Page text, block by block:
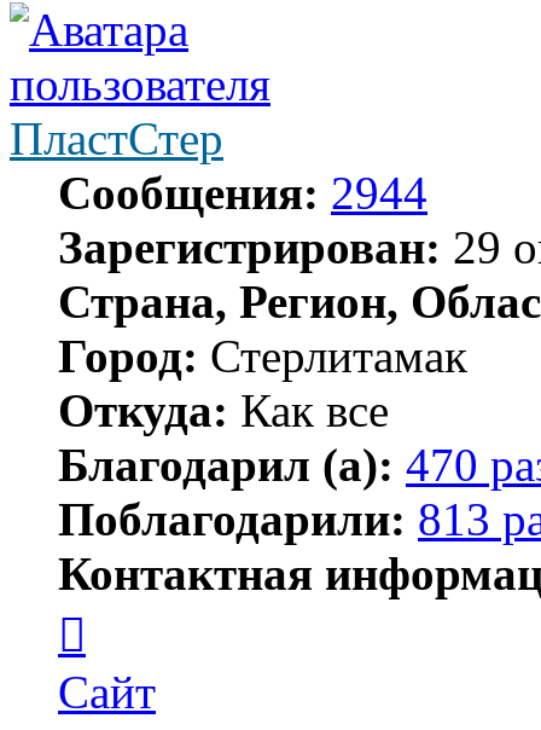
ПластСтер
Сообщения: 2944
Зарегистрирован: 29
Страна, Регион,
Город: Стерлитамак
Откуда: Как все
Благодарил (а): 470
Поблагодарили: 813
Контактная
пользователя
ПластСтер
Сайт